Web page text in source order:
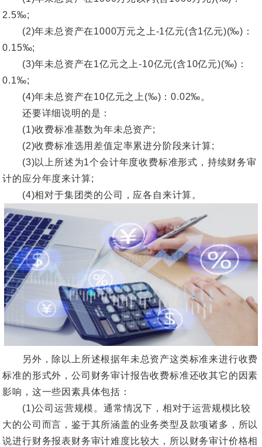
2.5‰;
(2)年未总资产在1000万元之上-1亿元(含1亿元)(‰)：
0.15‰;
(3)年未总资产在1亿元之上-10亿元(含10亿元)(‰)：
0.1‰;
(4)年未总资产在10亿元之上(‰)：0.02‰。
还要详细说明的是：
(1)收费标准基数为年未总资产;
(2)收费标准选用差值定率累进分阶段来计算;
(3)以上所述为1个会计年度收费标准形式，持续财务审
计的应分年度来计算;
(4)相对于集团类的公司，应各自来计算。
另外，除以上所述根据年未总资产这类标准来进行收费
标准的形式外，公司财务审计报告收费标准还收其它的因素
影响，这一些因素具体包括：
(1)公司运营规模。通常情况下，相对于运营规模比较
大的公司而言，鉴于其所涵盖的业务类型及款项诸多，所以
说进行财务报表财务审计难度比较大，所以财务审计价格相